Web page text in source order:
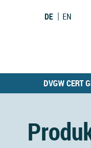
DE EN
DVGW CERT